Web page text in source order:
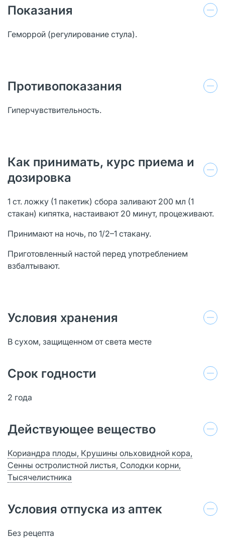
Показания
Геморрой (регулирование стула).
Противопоказания
Гиперчувствительность.
Как принимать, курс приема и
дозировка
1 ст. ложку (1 пакетик) сбора заливают 200 мл (1
стакан) кипятка, настаивают 20 минут, процеживают.
Принимают на ночь, по 1/2–1 стакану.
Приготовленный настой перед употреблением
взбалтывают.
Условия хранения
В сухом, защищенном от света месте
Срок годности
2 года
Действующее вещество
Кориандра плоды, Крушины ольховидной кора,
Сенны остролистной листья, Солодки корни,
Тысячелистника
Условия отпуска из аптек
Без рецепта